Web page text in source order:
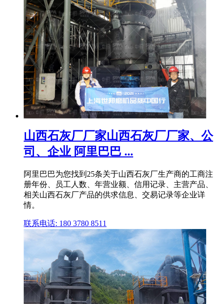
山西石灰厂厂家山西石灰厂厂家、公
司、企业 阿里巴巴 ...
阿里巴巴为您找到25条关于山西石灰厂生产商的工商注
册年份、员工人数、年营业额、信用记录、主营产品、
相关山西石灰厂产品的供求信息、交易记录等企业详
情。
联系电话: 180 3780 8511